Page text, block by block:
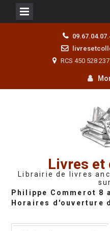
RCS 450 528
Livres
Librairie de livres